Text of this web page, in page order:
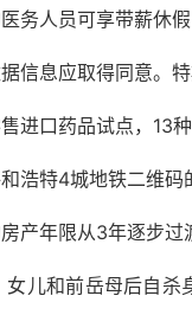
务人员可享带薪休
信息应取得同意。特
进口药品试点，13
浩特4城地铁二维码
产年限从3年逐步过
儿和前岳母后自